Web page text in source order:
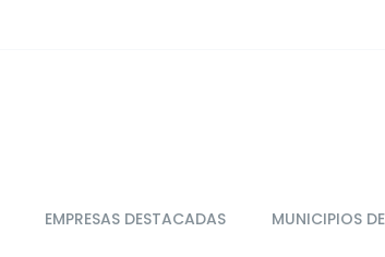
EMPRESAS DESTACADAS MUNICIPIOS